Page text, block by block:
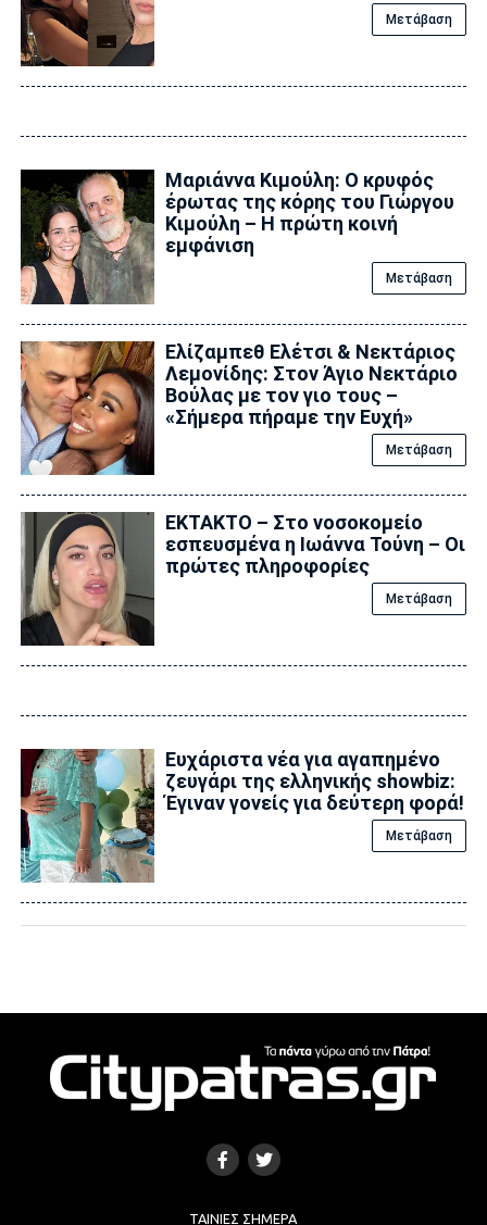
Μετάβαση
Μαριάννα Κιμούλη: Ο κρυφός
έρωτας της κόρης του Γιώργου
Κιμούλη – Η πρώτη κοινή
εμφάνιση
Μετάβαση
Ελίζαμπεθ Ελέτσι & Νεκτάριος
Λεμονίδης: Στον Άγιο Νεκτάριο
Βούλας με τον γιο τους –
«Σήμερα πήραμε την Ευχή»
Μετάβαση
ΕΚΤΑΚΤΟ – Στο νοσοκομείο
εσπευσμένα η Ιωάννα Τούνη – Οι
πρώτες πληροφορίες
Μετάβαση
Ευχάριστα νέα για αγαπημένο
ζευγάρι της ελληνικής showbiz:
Έγιναν γονείς για δεύτερη φορά!
Μετάβαση
ΤΑΙΝΊΕΣ ΣΉΜΕΡΑ